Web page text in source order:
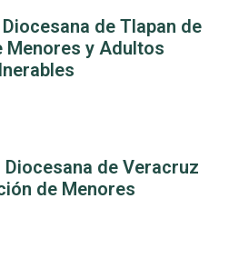
de Tlapan de
Menores y Adultos
de Veracruz
de Menores